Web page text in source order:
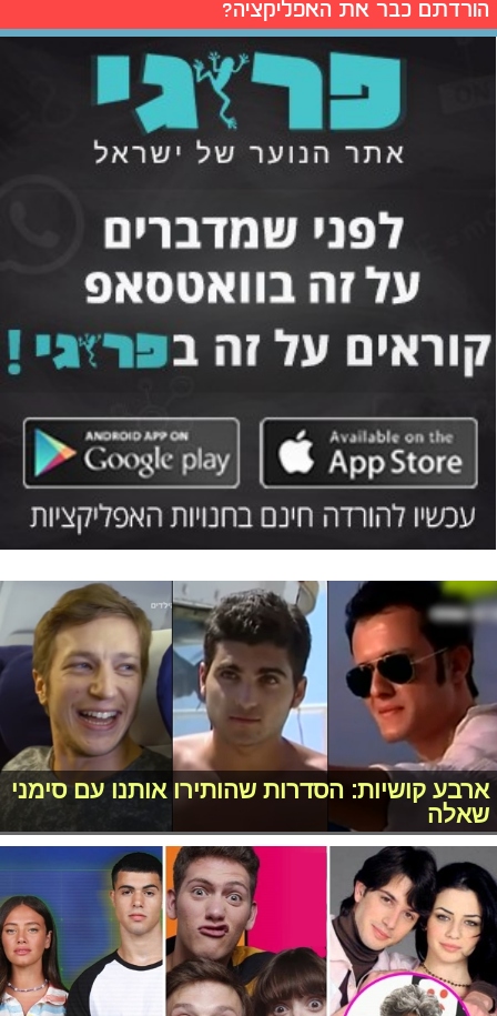
הורדתם כבר את האפליקציה?
ארבע קושיות: הסדרות שהותירו אותנו עם סימני
שאלה